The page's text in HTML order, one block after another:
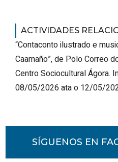
ACTIVIDADES
“Contaconto ilustrado e
Caamaño”, de Polo Correo
Centro Sociocultural Ágora.
08/05/2026 ata o 12/05/
SÍGUENOS EN